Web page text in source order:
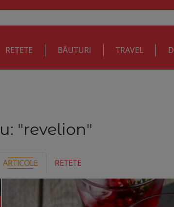
REȚETE BĂUTURI TRAVEL
"revelion"
ARTICOLE RETETE